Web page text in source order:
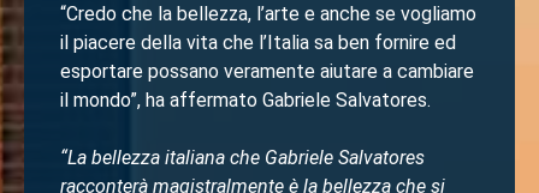
“Credo che la bellezza, l’arte e anche se vogliamo
il piacere della vita che l’Italia sa ben fornire ed
esportare possano veramente aiutare a cambiare
il mondo”, ha affermato Gabriele Salvatores.
“La bellezza italiana che Gabriele Salvatores
racconterà magistralmente è la bellezza che si